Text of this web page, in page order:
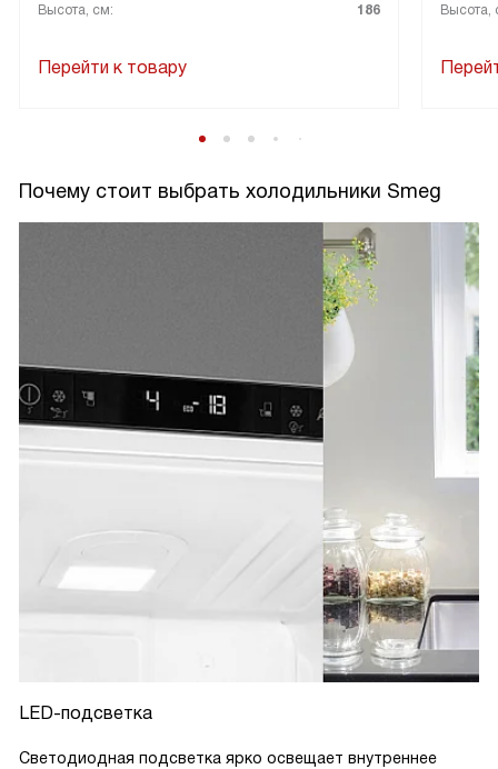
Высота, см:
186
Перейти к товару
Высота,
Почему стоит выбрать холодильники Smeg
LED-подсветка
Светодиодная подсветка ярко освещает внутреннее